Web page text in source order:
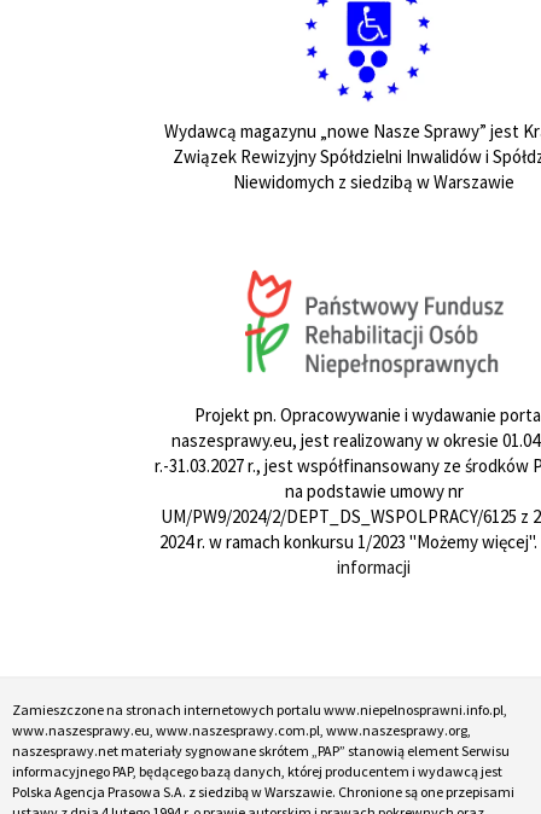
Wydawcą magazynu „nowe Nasze Sprawy” jest
Związek Rewizyjny Spółdzielni Inwalidów i
Niewidomych z siedzibą w Warszawie
Projekt pn. Opracowywanie i wydawanie
naszesprawy.eu, jest realizowany w okresie
r.-31.03.2027 r., jest współfinansowany ze środków
na podstawie umowy nr
UM/PW9/2024/2/DEPT_DS_WSPOLPRACY/6125 z
2024 r. w ramach konkursu 1/2023 "Możemy więcej".
informacji
Zamieszczone na stronach internetowych portalu www.niepelnosprawni.info.pl,
www.naszesprawy.eu, www.naszesprawy.com.pl, www.naszesprawy.org,
naszesprawy.net materiały sygnowane skrótem „PAP” stanowią element Serwisu
informacyjnego PAP, będącego bazą danych, której producentem i wydawcą jest
Polska Agencja Prasowa S.A. z siedzibą w Warszawie. Chronione są one przepisami